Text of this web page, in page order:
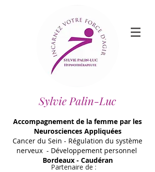
Sylvie Palin-Luc
Accompagnement de la femme par les
Neurosciences Appliquées
Cancer du Sein - Régulation du système
nerveux - Développement personnel
Bordeaux - Caudéran
Partenaire de :